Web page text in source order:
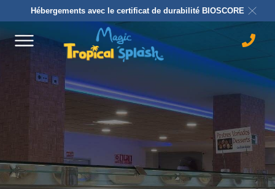
Hébergements avec le certificat de durabilité BIOSCORE